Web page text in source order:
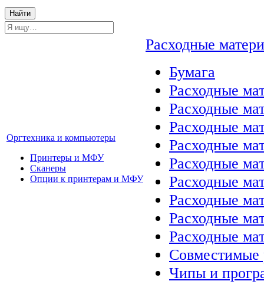
Найти
Оргтехника и компьютеры
Принтеры и МФУ
Сканеры
Опции к принтерам и МФУ
Расходные
Бумага
Расходные
Расходные
Расходные
Расходные
Расходные
Расходные
Расходные
Расходные
Расходные
Совместимые
Чипы и